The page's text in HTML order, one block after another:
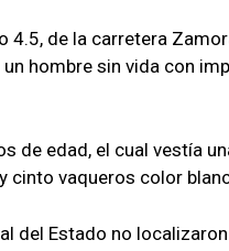
4.5, de la carretera
hombre sin vida con
de edad, el cual vestía
cinto vaqueros color
del Estado no